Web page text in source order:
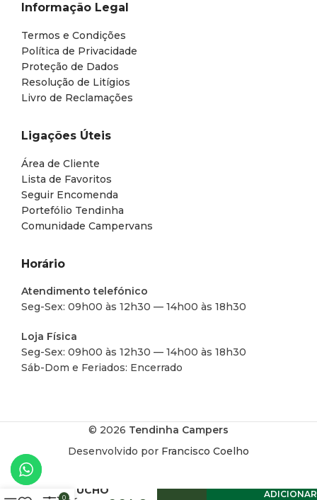
Informação Legal
Termos e Condições
Política de Privacidade
Proteção de Dados
Resolução de Litígios
Livro de Reclamações
Ligações Úteis
Área de Cliente
Lista de Favoritos
Seguir Encomenda
Portefólio Tendinha
Comunidade Campervans
Horário
Atendimento telefónico
Seg-Sex: 09h00 às 12h30 — 14h00 às 18h30
Loja Física
Seg-Sex: 09h00 às 12h30 — 14h00 às 18h30
Sáb-Dom e Feriados: Encerrado
© 2026 Tendinha Campers
Desenvolvido por Francisco Coelho
CARTUCHO
ADICIONAR
0